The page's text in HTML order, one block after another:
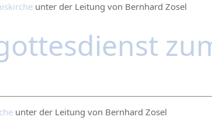
unter der Leitung von Bernhard Zosel
unter der Leitung von Bernhard Zosel